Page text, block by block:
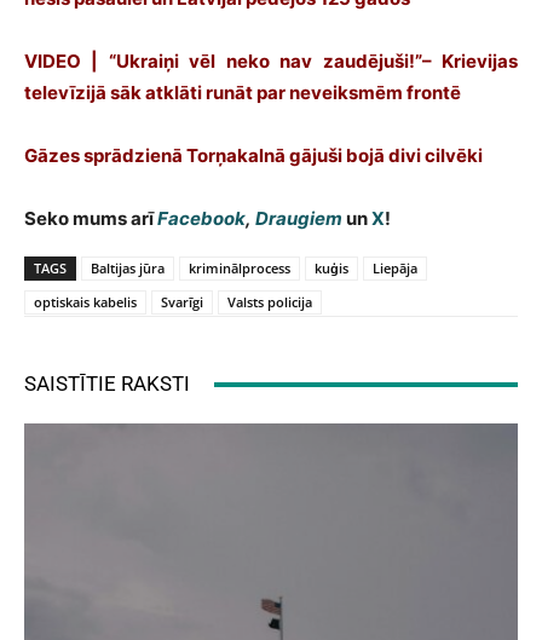
VIDEO | “Ukraiņi vēl neko nav zaudējuši!”– Krievijas
televīzijā sāk atklāti runāt par neveiksmēm frontē
Gāzes sprādzienā Torņakalnā gājuši bojā divi cilvēki
Seko mums arīFacebook, Draugiem unX!
TAGS Baltijas jūra kriminālprocess kuģis
Liepāja
optiskais kabelis
Svarīgi Valsts policija
SAISTĪTIE RAKSTI